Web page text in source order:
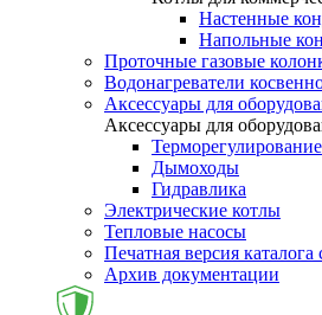
Настенные
Напольные
Проточные газовые
Водонагреватели
Аксессуары для
Аксессуары для
Терморегулирование
Дымоходы
Гидравлика
Электрические котлы
Тепловые насосы
Печатная версия каталога
Архив документации